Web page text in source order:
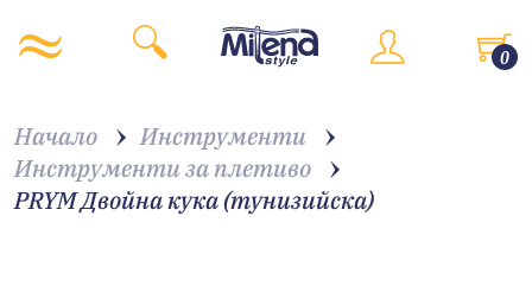
0
Начало
Инструменти
Инструменти за плетиво
PRYM Двойна кука (тунизийска)